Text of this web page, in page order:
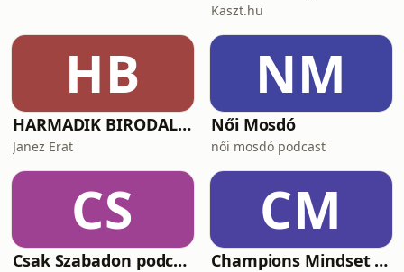
Kaszt.hu
HB
HARMADIK BIRODALOM – a nemzetiszocializmus története
Janez Erat
NM
Női Mosdó
női mosdó podcast
CS
Csak Szabadon podcast
CM
Champions Mindset Podcast